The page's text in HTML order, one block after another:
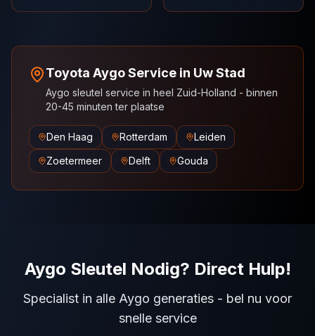
Toyota Aygo Service in Uw Stad
Aygo sleutel service in heel Zuid-Holland - binnen
20-45 minuten ter plaatse
Den Haag Rotterdam
Leiden
Zoetermeer
Delft Gouda
Aygo Sleutel Nodig? Direct Hulp!
Specialist in alle Aygo generaties - bel nu voor
snelle service